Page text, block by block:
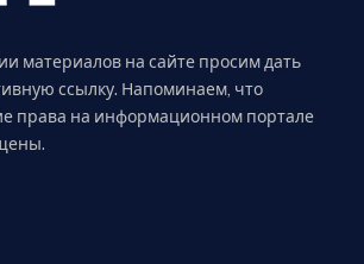
материалов на сайте просим дать
ссылку. Напоминаем, что
права на информационном портале